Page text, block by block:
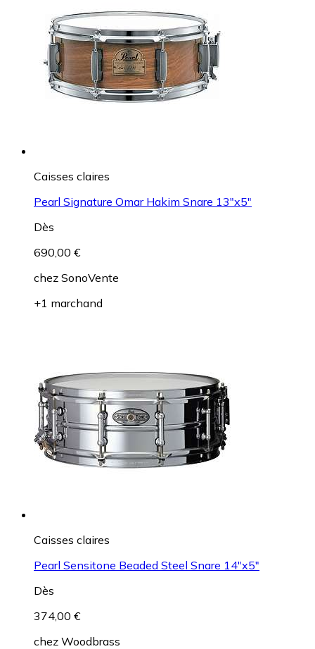
Caisses claires
Pearl Signature Omar Hakim Snare 13"x5"
Dès
690,00 €
chez SonoVente
+1 marchand
Caisses claires
Pearl Sensitone Beaded Steel Snare 14"x5"
Dès
374,00 €
chez Woodbrass